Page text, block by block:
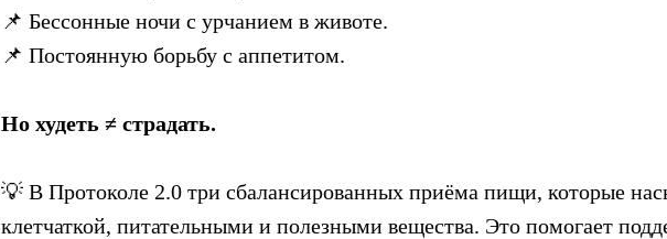
📌 Бессонные ночи с урчанием в животе.
📌 Постоянную борьбу с аппетитом.
Но худеть ≠ страдать.
💡 В Протоколе 2.0 три сбалансированных приёма пищи, которые
клетчаткой, питательными и полезными вещества. Это помогает